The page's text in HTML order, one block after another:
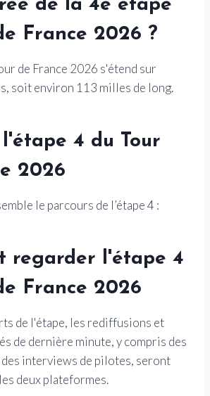
de la 4e étape
France 2026 ?
de France 2026 s'étend sur
soit environ 113 milles de long.
4 du Tour
2026
le parcours de l’étape 4 :
regarder l'étape 4
France 2026
de l'étape, les rediffusions et
de dernière minute, y compris des
interviews de pilotes, seront
deux plateformes.